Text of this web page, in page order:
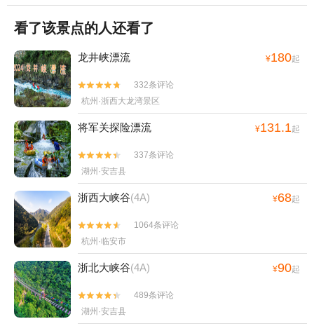
看了该景点的人还看了
龙井峡漂流 ¥180起


332条评论
杭州·浙西大龙湾景区
将军关探险漂流 ¥131.1起


337条评论
湖州·安吉县
浙西大峡谷(4A) ¥68起


1064条评论
杭州·临安市
浙北大峡谷(4A) ¥90起


489条评论
湖州·安吉县